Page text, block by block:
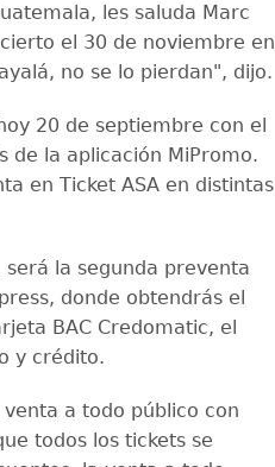
les saluda Marc
el 30 de noviembre en
no se lo pierdan", dijo.
20 de septiembre con el
de la aplicación MiPromo.
en Ticket ASA en distintas
la segunda preventa
donde obtendrás el
BAC Credomatic, el
y crédito.
a todo público con
todos los tickets se